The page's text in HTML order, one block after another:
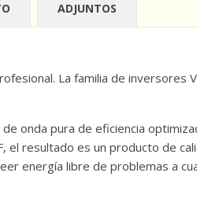
ADJUNTOS
La familia de inversores
onda pura de eficiencia
el resultado es un producto de
energía libre de problemas a